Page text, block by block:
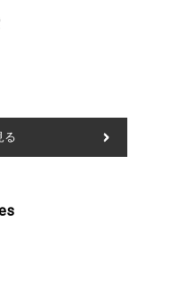
る